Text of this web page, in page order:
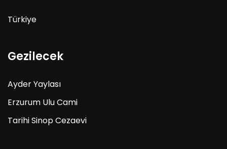
Türkiye
Gezilecek
Ayder Yaylası
Erzurum Ulu Cami
Tarihi Sinop Cezaevi